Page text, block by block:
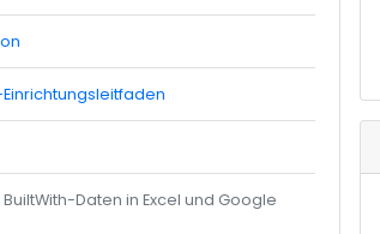
Daten in Excel und Google